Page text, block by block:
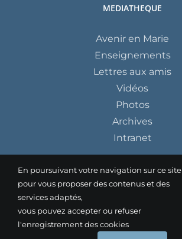
MEDIATHEQUE
Avenir en Marie
Enseignements
Lettres aux amis
Vidéos
Photos
Archives
Intranet
En poursuivant votre navigation sur ce site
pour vous proposer des contenus et des
services adaptés,
vous pouvez accepter ou refuser
l'enregistrement des cookies